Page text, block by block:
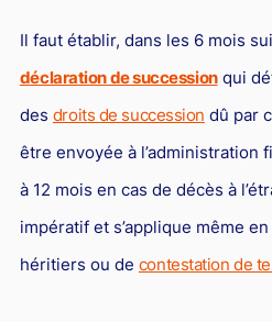
Il faut établir, dans les 6 mois
déclaration de successionqui
des droits de succession dû par
être envoyée à l’administration
à 12 mois en cas de décès à
impératif et s’applique même
héritiers ou de contestation de